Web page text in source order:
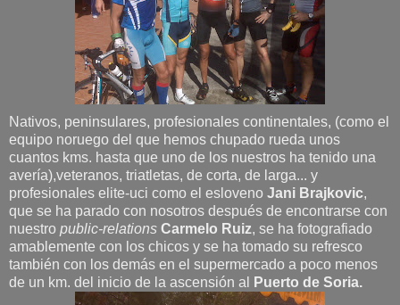
Nativos, peninsulares, profesionales continentales, (como el
equipo noruego del que hemos chupado rueda unos
cuantos kms. hasta que uno de los nuestros ha tenido una
avería),veteranos, triatletas, de corta, de larga... y
profesionales elite-uci como el esloveno Jani Brajkovic,
que se ha parado con nosotros después de encontrarse con
nuestro public-relations Carmelo Ruiz, se ha fotografiado
amablemente con los chicos y se ha tomado su refresco
también con los demás en el supermercado a poco menos
de un km. del inicio de la ascensión al
Puerto de Soria.